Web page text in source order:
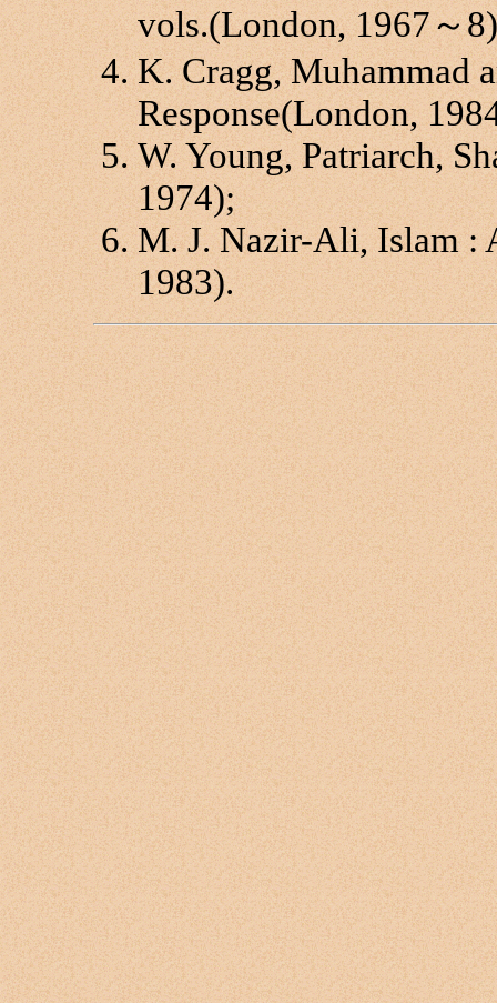
vols.(London, 1967～
K. Cragg, Muhammad
Response(London,
W. Young, Patriarch,
1974);
M. J. Nazir-Ali, Islam :
1983).